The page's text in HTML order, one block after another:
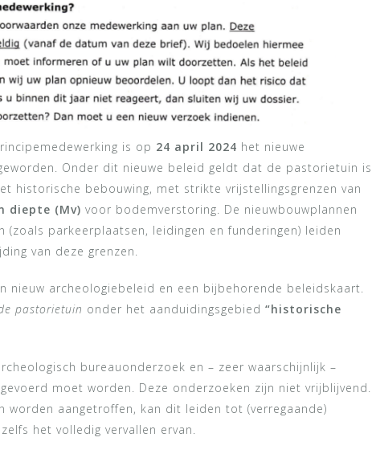
is op 24 april 2024 het nieuwe
Onder dit nieuwe beleid geldt dat de pastorietuin is
historische bebouwing, met strikte vrijstellingsgrenzen van
diepte (Mv) voor bodemverstoring. De nieuwbouwplannen
(zoals parkeerplaatsen, leidingen en funderingen) leiden
van deze grenzen.
nieuw archeologiebeleid en een bijbehorende beleidskaart.
pastorietuin onder het aanduidingsgebied “historische
bureauonderzoek en – zeer waarschijnlijk –
moet worden. Deze onderzoeken zijn niet vrijblijvend.
worden aangetroffen, kan dit leiden tot (verregaande)
het volledig vervallen ervan.